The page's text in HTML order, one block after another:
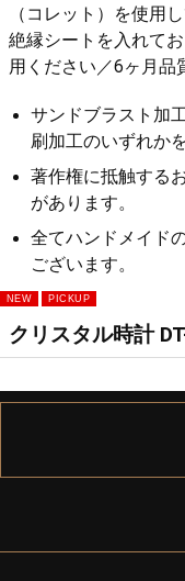
（コレット）を使用
絶縁シートを入れて
用ください／6ヶ月品
サンドブラスト加
刷加工のいずれか
著作権に抵触する
があります。
全てハンドメイド
ございます。
クリスタル時計